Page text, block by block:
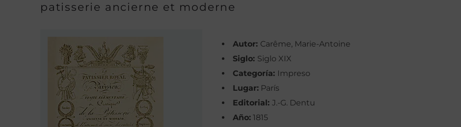
patisserie ancierne et moderne
Autor: Carême, Marie-Antoine
Siglo: Siglo XIX
Categoría: Impreso
Lugar: París
Editorial: J.-G. Dentu
Año: 1815